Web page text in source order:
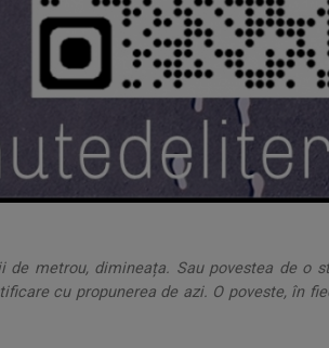
de metrou, dimineața. Sau povestea de o
cu propunerea de azi. O poveste, în